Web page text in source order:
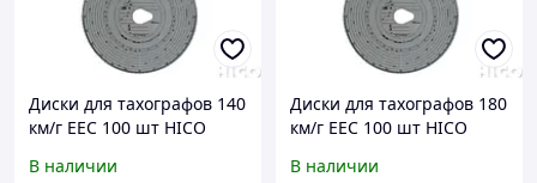
Диски для тахографов 140
км/г EEC 100 шт HICO
В наличии
Диски для тахографов 180
км/г ЕЕС 100 шт HICO
В наличии